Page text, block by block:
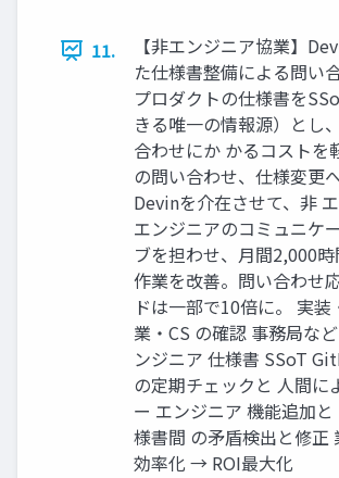
11.
【非エンジニア協業】
た仕様書整備による問い
プロダクトの仕様書を
きる唯一の情報源）とし
合わせにか かるコストを
の問い合わせ、仕様変更
Devinを介在させて、非
エンジニアのコミュニケ
ブを担わせ、月間2,000
作業を改善。問い合わせ
ドは一部で10倍に。 実装
業・CS の確認 事務局な
ンジニア 仕様書 SSoT
の定期チェックと 人間に
ー エンジニア 機能追加
様書間 の矛盾検出と修正
効率化 → ROI最大化